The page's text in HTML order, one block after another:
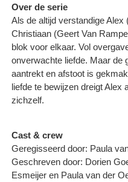
Over de serie
Als de altijd verstandige
Christiaan (Geert Van
blok voor elkaar. Vol
onverwachte liefde. Maar de
aantrekt en afstoot is
liefde te bewijzen dreigt Alex
zichzelf.
Cast & crew
Geregisseerd door: Paula
Geschreven door: Dorien
Esmeijer en Paula van der